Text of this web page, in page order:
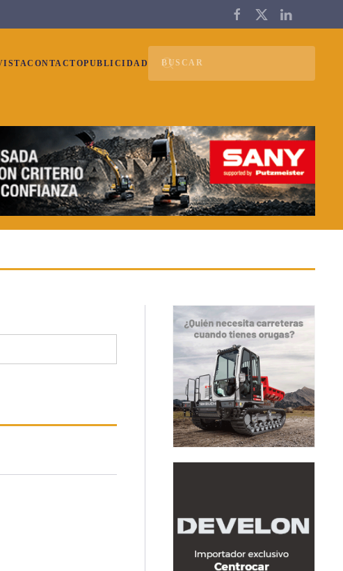
CONTACTOPUBLICIDAD